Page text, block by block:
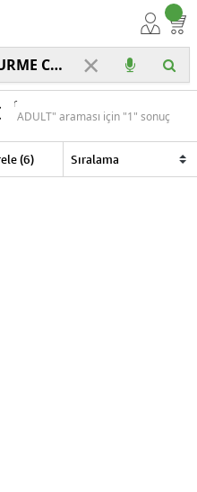
×
ADULT" araması için "1" sonuç
(6)